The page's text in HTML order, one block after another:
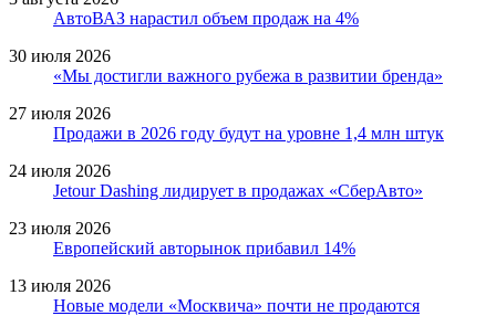
АвтоВАЗ нарастил объем продаж на 4%
30 июля 2026
«Мы достигли важного рубежа в развитии бренда»
27 июля 2026
Продажи в 2026 году будут на уровне 1,4 млн штук
24 июля 2026
Jetour Dashing лидирует в продажах «СберАвто»
23 июля 2026
Европейский авторынок прибавил 14%
13 июля 2026
Новые модели «Москвича» почти не продаются